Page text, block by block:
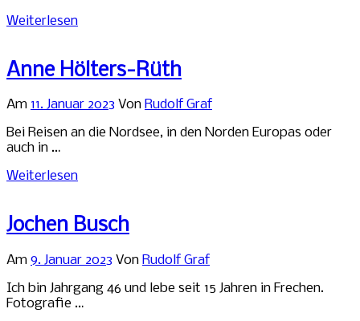
Weiterlesen
Anne Hölters-Rüth
Am 11. Januar 2023 Von Rudolf Graf
Bei Reisen an die Nordsee, in den Norden Europas oder
auch in …
Weiterlesen
Jochen Busch
Am 9. Januar 2023 Von Rudolf Graf
Ich bin Jahrgang 46 und lebe seit 15 Jahren in Frechen.
Fotografie …